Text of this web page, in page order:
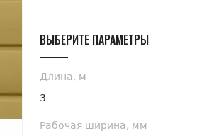
ВЫБЕРИТЕ ПАРАМЕТРЫ
Длина, м
3
Рабочая ширина, мм